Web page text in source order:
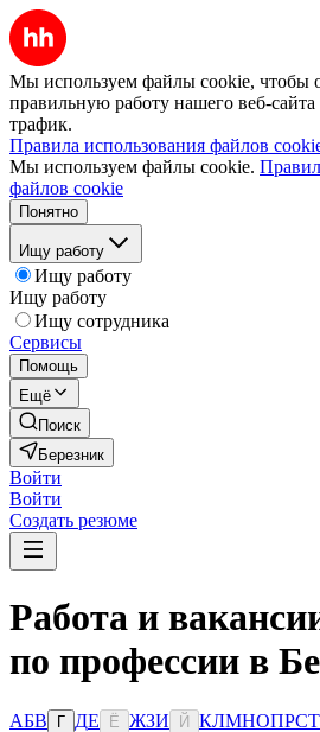
Мы используем файлы cookie, чтобы
правильную работу нашего веб-сайта
трафик.
Правила использования файлов
Мы используем файлы cookie.
файлов cookie
Понятно
Ищу работу
Ищу работу
Ищу работу
Ищу сотрудника
Сервисы
Помощь
Ещё
Поиск
Березник
Войти
Войти
Создать резюме
Работа и
по профессии в
АБВ Г ДЕ Ё ЖЗИ Й КЛМНОПРСТ